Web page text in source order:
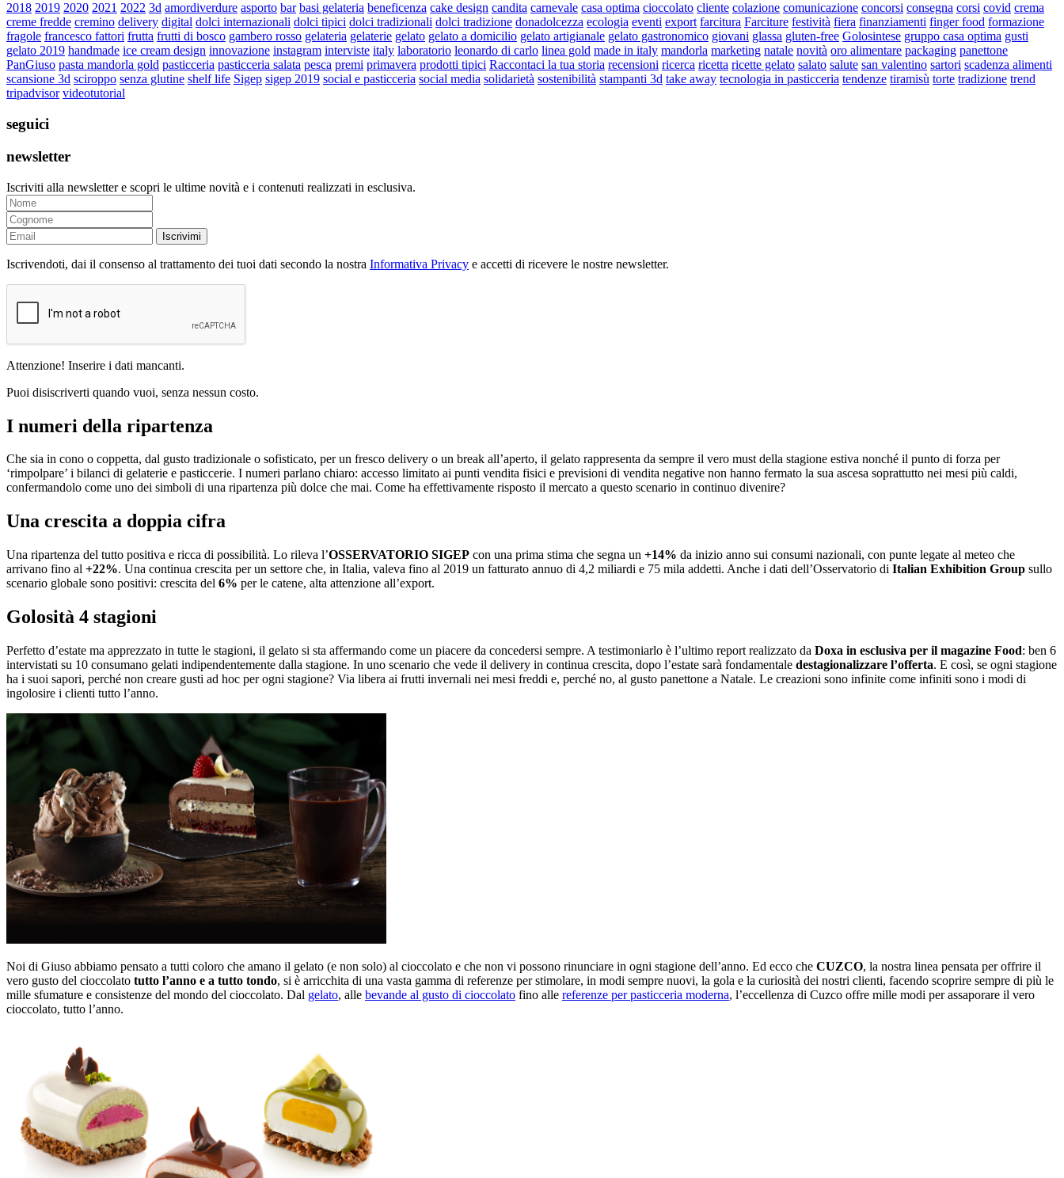
2018 2019 2020 2021 2022 3d amordiverdure asporto bar basi gelateria beneficenza cake design candita carnevale casa optima cioccolato cliente colazione comunicazione concorsi consegna corsi covid crema
creme fredde cremino delivery digital dolci internazionali dolci tipici dolci tradizionali dolci tradizione donadolcezza ecologia eventi export farcitura Farciture festività fiera finanziamenti finger food formazione
fragole francesco fattori frutta frutti di bosco gambero rosso gelateria gelaterie gelato gelato a domicilio gelato artigianale gelato gastronomico giovani glassa gluten-free Golosintese gruppo casa optima gusti
gelato 2019 handmade ice cream design innovazione instagram interviste italy laboratorio leonardo di carlo linea gold made in italy mandorla marketing natale novità oro alimentare packaging panettone
PanGiuso pasta mandorla gold pasticceria pasticceria salata pesca premi primavera prodotti tipici Raccontaci la tua storia recensioni ricerca ricetta ricette gelato salato salute san valentino sartori scadenza alimenti
scansione 3d sciroppo senza glutine shelf life Sigep sigep 2019 social e pasticceria social media solidarietà sostenibilità stampanti 3d take away tecnologia in pasticceria tendenze tiramisù torte tradizione trend
tripadvisor videotutorial
seguici
newsletter
Iscriviti alla newsletter e scopri le ultime novità e i contenuti realizzati in esclusiva.
Iscrivimi
Iscrivendoti, dai il consenso al trattamento dei tuoi dati secondo la nostra Informativa Privacy e accetti di ricevere le nostre newsletter.
Attenzione! Inserire i dati mancanti.
Puoi disiscriverti quando vuoi, senza nessun costo.
I numeri della ripartenza
Che sia in cono o coppetta, dal gusto tradizionale o sofisticato, per un fresco delivery o un break all’aperto, il gelato rappresenta da sempre il vero must della stagione estiva nonché il punto di forza per
‘rimpolpare’ i bilanci di gelaterie e pasticcerie. I numeri parlano chiaro: accesso limitato ai punti vendita fisici e previsioni di vendita negative non hanno fermato la sua ascesa soprattutto nei mesi più caldi,
confermandolo come uno dei simboli di una ripartenza più dolce che mai. Come ha effettivamente risposto il mercato a questo scenario in continuo divenire?
Una crescita a doppia cifra
Una ripartenza del tutto positiva e ricca di possibilità. Lo rileva l’OSSERVATORIO SIGEP con una prima stima che segna un +14% da inizio anno sui consumi nazionali, con punte legate al meteo che
arrivano fino al +22%. Una continua crescita per un settore che, in Italia, valeva fino al 2019 un fatturato annuo di 4,2 miliardi e 75 mila addetti. Anche i dati dell’Osservatorio di Italian Exhibition Group sullo
scenario globale sono positivi: crescita del 6% per le catene, alta attenzione all’export.
Golosità 4 stagioni
Perfetto d’estate ma apprezzato in tutte le stagioni, il gelato si sta affermando come un piacere da concedersi sempre. A testimoniarlo è l’ultimo report realizzato da Doxa in esclusiva per il magazine Food: ben 6
intervistati su 10 consumano gelati indipendentemente dalla stagione. In uno scenario che vede il delivery in continua crescita, dopo l’estate sarà fondamentale destagionalizzare l’offerta. E così, se ogni stagione
ha i suoi sapori, perché non creare gusti ad hoc per ogni stagione? Via libera ai frutti invernali nei mesi freddi e, perché no, al gusto panettone a Natale. Le creazioni sono infinite come infiniti sono i modi di
ingolosire i clienti tutto l’anno.
Noi di Giuso abbiamo pensato a tutti coloro che amano il gelato (e non solo) al cioccolato e che non vi possono rinunciare in ogni stagione dell’anno. Ed ecco che CUZCO, la nostra linea pensata per offrire il
vero gusto del cioccolato tutto l’anno e a tutto tondo, si è arricchita di una vasta gamma di referenze per stimolare, in modi sempre nuovi, la gola e la curiosità dei nostri clienti, facendo scoprire sempre di più le
mille sfumature e consistenze del mondo del cioccolato. Dal gelato, alle bevande al gusto di cioccolato fino alle referenze per pasticceria moderna, l’eccellenza di Cuzco offre mille modi per assaporare il vero
cioccolato, tutto l’anno.